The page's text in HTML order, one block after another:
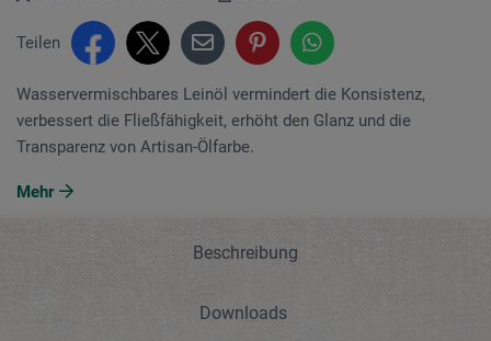
Teilen
Wasservermischbares Leinöl vermindert die Konsistenz,
verbessert die Fließfähigkeit, erhöht den Glanz und die
Transparenz von Artisan-Ölfarbe.
Mehr
Beschreibung
Downloads